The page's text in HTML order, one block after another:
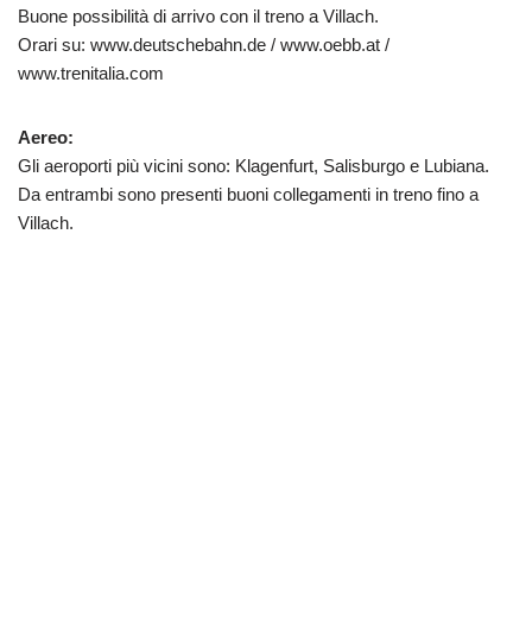
Buone possibilità di arrivo con il treno a Villach.
Orari su: www.deutschebahn.de / www.oebb.at /
www.trenitalia.com
Aereo:
Gli aeroporti più vicini sono: Klagenfurt, Salisburgo e Lubiana.
Da entrambi sono presenti buoni collegamenti in treno fino a
Villach.